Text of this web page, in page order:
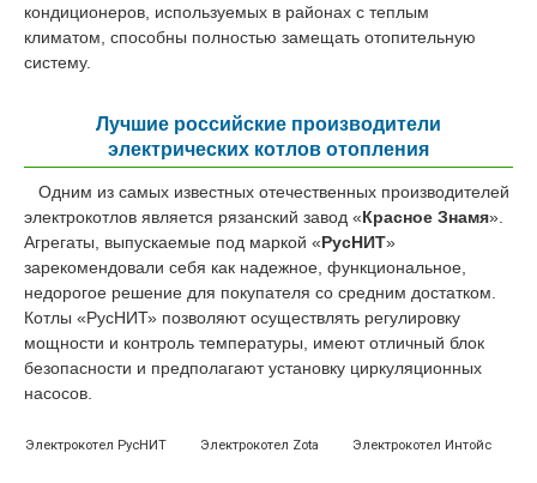
кондиционеров, используемых в районах с теплым
климатом, способны полностью замещать отопительную
систему.
Лучшие российские производители
электрических котлов отопления
Одним из самых известных отечественных производителей
электрокотлов является рязанский завод «Красное Знамя».
Агрегаты, выпускаемые под маркой «РусНИТ»
зарекомендовали себя как надежное, функциональное,
недорогое решение для покупателя со средним достатком.
Котлы «РусНИТ» позволяют осуществлять регулировку
мощности и контроль температуры, имеют отличный блок
безопасности и предполагают установку циркуляционных
насосов.
Электрокотел РусНИТ Электрокотел Zota Электрокотел Интойс